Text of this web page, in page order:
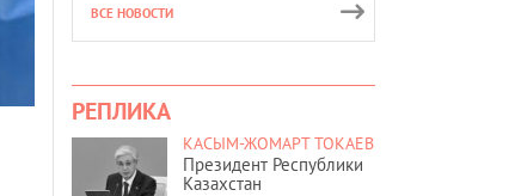
ВСЕ НОВОСТИ
РЕПЛИКА
КАСЫМ-ЖОМАРТ ТОКАЕВ
Президент Республики
Казахстан